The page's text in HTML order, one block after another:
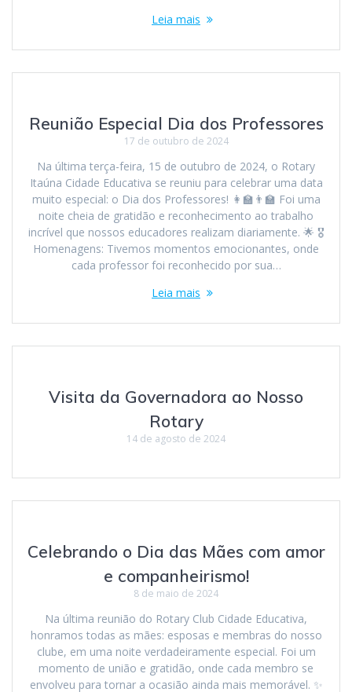
Leia mais
Reunião Especial Dia dos Professores
17 de outubro de 2024
Na última terça-feira, 15 de outubro de 2024, o Rotary
Itaúna Cidade Educativa se reuniu para celebrar uma data
muito especial: o Dia dos Professores! 👩‍🏫👨‍🏫 Foi uma
noite cheia de gratidão e reconhecimento ao trabalho
incrível que nossos educadores realizam diariamente. 🌟 🎖️
Homenagens: Tivemos momentos emocionantes, onde
cada professor foi reconhecido por sua…
Leia mais
Visita da Governadora ao Nosso
Rotary
14 de agosto de 2024
Celebrando o Dia das Mães com amor
e companheirismo!
8 de maio de 2024
Na última reunião do Rotary Club Cidade Educativa,
honramos todas as mães: esposas e membras do nosso
clube, em uma noite verdadeiramente especial. Foi um
momento de união e gratidão, onde cada membro se
envolveu para tornar a ocasião ainda mais memorável. ✨